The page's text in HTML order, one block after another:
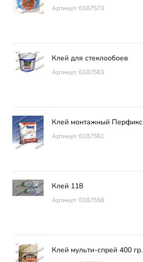
Артикул: 0187573
Клей для стеклообоев
Артикул: 0187563
Клей монтажный Перфикс
Артикул: 0187561
Клей 118
Артикул: 0187558
Клей мульти-спрей 400 гр.